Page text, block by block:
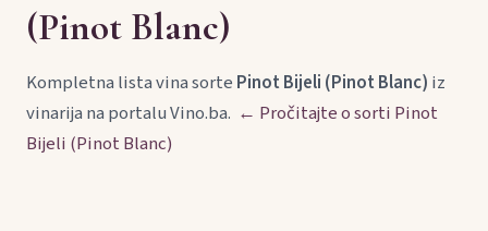
(Pinot Blanc)
Kompletna lista vina sorte Pinot Bijeli (Pinot Blanc) iz
vinarija na portalu Vino.ba. ← Pročitajte o sorti Pinot
Bijeli (Pinot Blanc)